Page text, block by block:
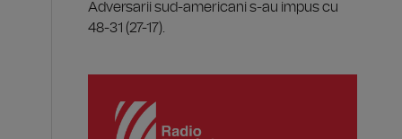
Adversarii sud-americani s-au impus cu
48-31 (27-17).